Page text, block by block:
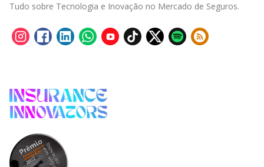
Tudo sobre Tecnologia e Inovação no Mercado de Seguros.